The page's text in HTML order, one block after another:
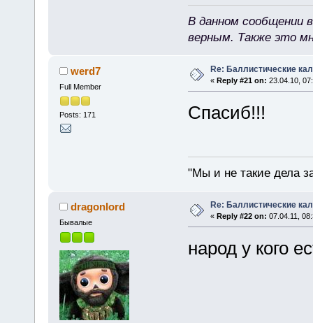
В данном сообщении
верным. Также это
werd7
Full Member
Posts: 171
Re: Баллистические
« Reply #21 on: 23.04.10,
Спасиб!!!
"Мы и не такие дела
dragonlord
Бывалые
Re: Баллистические
« Reply #22 on: 07.04.11,
народ у кого